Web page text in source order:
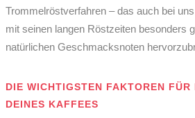
Trommelröstverfahren – das auch bei
mit seinen langen Röstzeiten besonders
natürlichen Geschmacksnoten
DIE WICHTIGSTEN FAKTOREN FÜR
DEINES KAFFEES